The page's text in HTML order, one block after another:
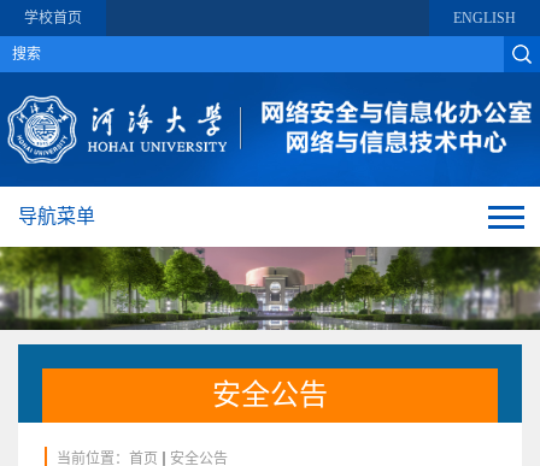
学校首页 ENGLISH
导航菜单
安全公告
当前位置： 首页 安全公告